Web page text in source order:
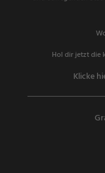
Hol dir jetzt die
Klicke